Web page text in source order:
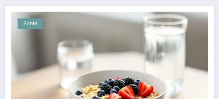
Santé